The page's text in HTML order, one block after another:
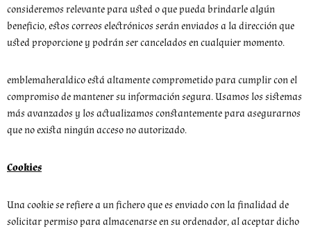
consideremos relevante para usted o que pueda brindarle algún
beneficio, estos correos electrónicos serán enviados a la dirección que
usted proporcione y podrán ser cancelados en cualquier momento.
emblemaheraldico está altamente comprometido para cumplir con el
compromiso de mantener su información segura. Usamos los sistemas
más avanzados y los actualizamos constantemente para asegurarnos
que no exista ningún acceso no autorizado.
Cookies
Una cookie se refiere a un fichero que es enviado con la finalidad de
solicitar permiso para almacenarse en su ordenador, al aceptar dicho